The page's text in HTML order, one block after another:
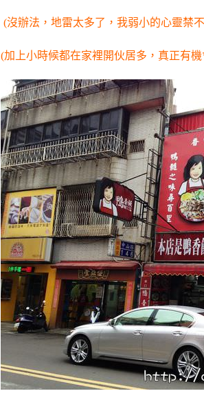
(沒辦法，地雷太多了，我弱小的心靈禁
(加上小時候都在家裡開伙居多，真正有